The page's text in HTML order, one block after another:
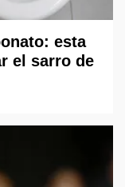
esta
el sarro de